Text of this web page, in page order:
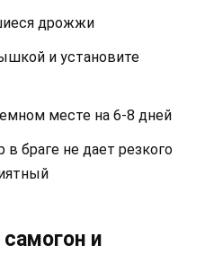
дрожжи
и установите
месте на 6-8 дней
браге не дает резкого
самогон и